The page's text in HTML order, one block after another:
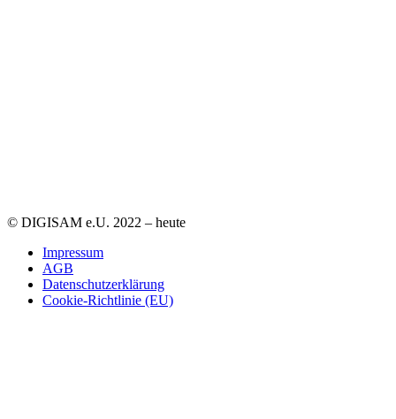
© DIGISAM e.U. 2022 – heute
Impressum
AGB
Datenschutzerklärung
Cookie-Richtlinie (EU)